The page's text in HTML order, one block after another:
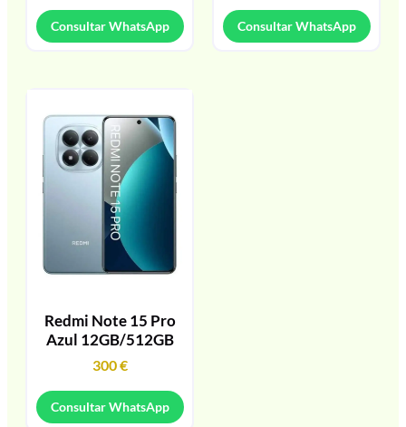
Consultar WhatsApp Consultar WhatsApp
Redmi Note 15 Pro
Azul 12GB/512GB
300€
Consultar WhatsApp